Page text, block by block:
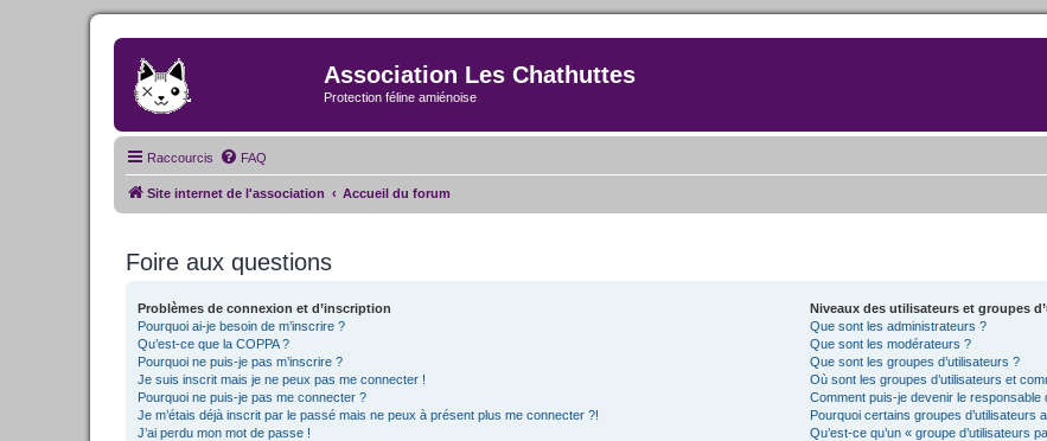
Association Les Chathuttes
Protection féline amiénoise
Raccourcis FAQ
Site internet de l'association Accueil du forum
Foire aux questions
Problèmes de connexion et d’inscription
Pourquoi ai-je besoin de m’inscrire ?
Qu’est-ce que la COPPA ?
Pourquoi ne puis-je pas m’inscrire ?
Je suis inscrit mais je ne peux pas me connecter !
Pourquoi ne puis-je pas me connecter ?
Je m’étais déjà inscrit par le passé mais ne peux à présent plus me connecter ?!
J’ai perdu mon mot de passe !
Niveaux des utilisateurs et groupes
Que sont les administrateurs ?
Que sont les modérateurs ?
Que sont les groupes d’utilisateurs ?
Où sont les groupes d’utilisateurs et
Comment puis-je devenir le responsable
Pourquoi certains groupes d’utilisateurs
Qu’est-ce qu’un « groupe d’utilisateurs